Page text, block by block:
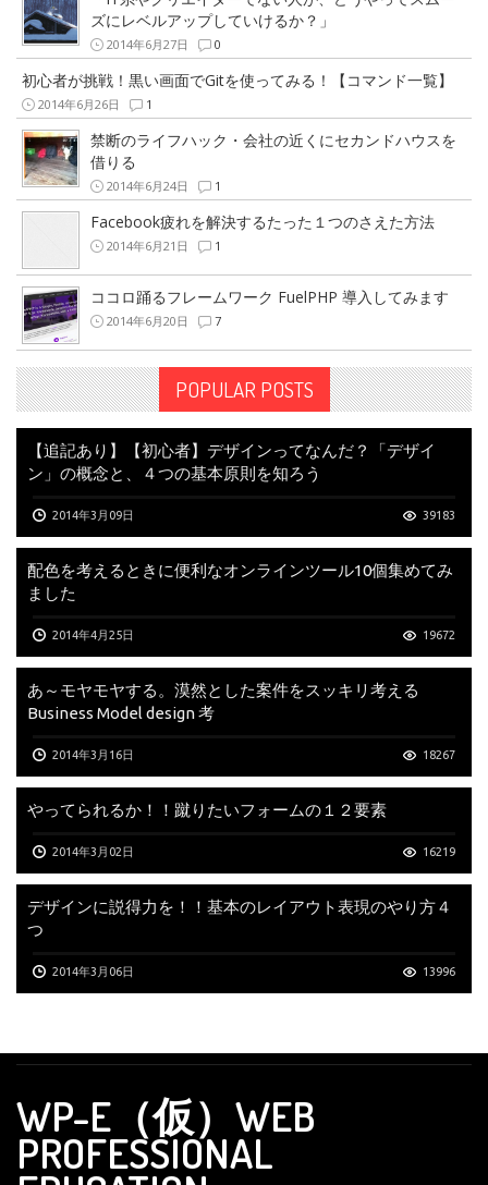
ズにレベルアップしていけるか？」
2014年6月27日 0
初心者が挑戦！黒い画面でGitを使ってみる！【コマンド一覧】
2014年6月26日 1
禁断のライフハック・会社の近くにセカンドハウスを
借りる
2014年6月24日 1
Facebook疲れを解決するたった１つのさえた方法
2014年6月21日 1
ココロ踊るフレームワーク FuelPHP 導入してみます
2014年6月20日 7
POPULAR POSTS
【追記あり】【初心者】デザインってなんだ？「デザイ
ン」の概念と、４つの基本原則を知ろう
2014年3月09日 39183
配色を考えるときに便利なオンラインツール10個集めてみ
ました
2014年4月25日 19672
あ～モヤモヤする。漠然とした案件をスッキリ考える
Business Model design 考
2014年3月16日 18267
やってられるか！！蹴りたいフォームの１２要素
2014年3月02日 16219
デザインに説得力を！！基本のレイアウト表現のやり方４
つ
2014年3月06日 13996
WP-E（仮）WEB
PROFESSIONAL